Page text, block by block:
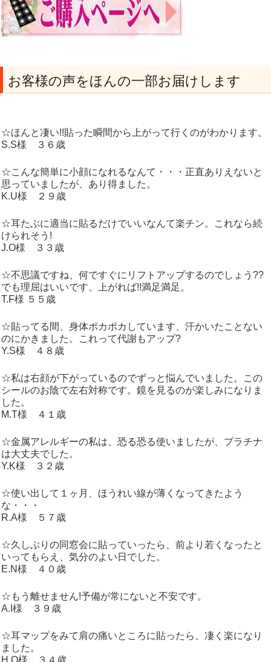
お客様の声をほんの一部お届けします
☆ほんと凄い!!貼った瞬間から上がって行くのがわかります。
S.S様 ３６歳
☆こんな簡単に小顔になれるなんて・・・正直ありえないと
思っていましたが、あり得ました。
K.U様 ２９歳
☆耳たぶに適当に貼るだけでいいなんて楽チン。これなら続
けられそう!
J.O様 ３３歳
☆不思議ですね、何ですぐにリフトアップするのでしょう??
でも理屈はいいです、上がれば!!満足満足。
T.F様 ５５歳
☆貼ってる間、身体ポカポカしています、汗かいたことない
のにかきました。これって代謝もアップ?
Y.S様 ４８歳
☆私は右顔が下がっているのでずっと悩んでいました。この
シールのお陰で左右対称です。鏡を見るのが楽しみになりま
した。
M.T様 ４１歳
☆金属アレルギーの私は、恐る恐る使いましたが、プラチナ
は大丈夫でした。
Y.K様 ３２歳
☆使い出して１ヶ月、ほうれい線が薄くなってきたよう
な・・・
R.A様 ５７歳
☆久しぶりの同窓会に貼っていったら、前より若くなったと
いってもらえ、気分のよい日でした。
E.N様 ４０歳
☆もう離せません!予備が常にないと不安です。
A.I様 ３９歳
☆耳マップをみて肩の痛いところに貼ったら、凄く楽になり
ました。
H.O様 ３４歳